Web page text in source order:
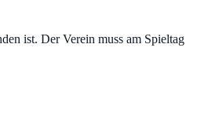
ist. Der Verein muss am Spieltag